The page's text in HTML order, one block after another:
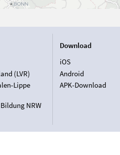
(LVR)
Lippe
NRW
Download
iOS
Android
APK-Download